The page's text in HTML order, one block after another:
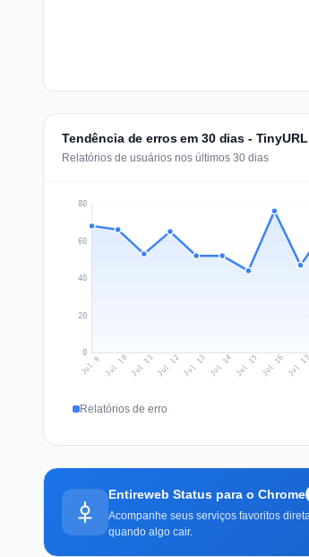
Tendência de erros em 30 dias - TinyURL
Relatórios de usuários nos últimos 30 dias
0
20
40
60
80
Jul 9 Jul 10 Jul 11Jul 12Jul 13 Jul 14 Jul 15 Jul 16 Jul 17
Relatórios de erro
Entireweb Status para o Chrome
Acompanhe seus serviços favoritos
quando algo cair.